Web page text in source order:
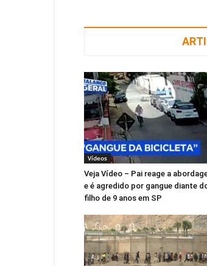
Vídeos
Veja Vídeo – Pai reage a
e é agredido por gangue diante
filho de 9 anos em SP